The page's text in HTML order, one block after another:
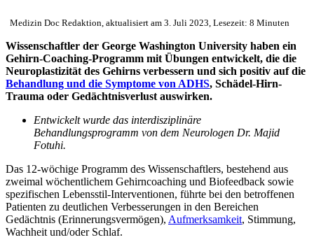
Medizin Doc Redaktion, aktualisiert am 3. Juli 2023, Lesezeit: 8 Minuten
Wissenschaftler der George Washington University haben ein
Gehirn-Coaching-Programm mit Übungen entwickelt, die die
Neuroplastizität des Gehirns verbessern und sich positiv auf die
Behandlung und die Symptome von ADHS, Schädel-Hirn-
Trauma oder Gedächtnisverlust auswirken.
Entwickelt wurde das interdisziplinäre
Behandlungsprogramm von dem Neurologen Dr. Majid
Fotuhi.
Das 12-wöchige Programm des Wissenschaftlers, bestehend aus
zweimal wöchentlichem Gehirncoaching und Biofeedback sowie
spezifischen Lebensstil-Interventionen, führte bei den betroffenen
Patienten zu deutlichen Verbesserungen in den Bereichen
Gedächtnis (Erinnerungsvermögen), Aufmerksamkeit, Stimmung,
Wachheit und/oder Schlaf.